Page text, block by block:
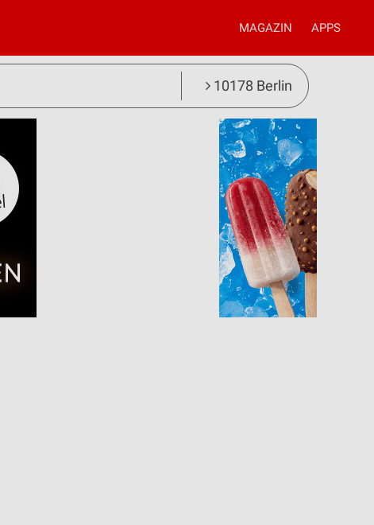
MAGAZIN APPS
10178 Berlin